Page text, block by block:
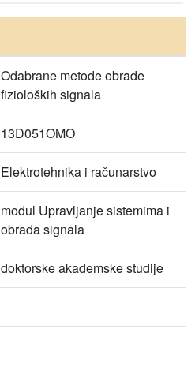
Odabrane metode obrade
fizioloških signala
13D051OMO
Elektrotehnika i računarstvo
modul Upravljanje sistemima i
obrada signala
doktorske akademske studije